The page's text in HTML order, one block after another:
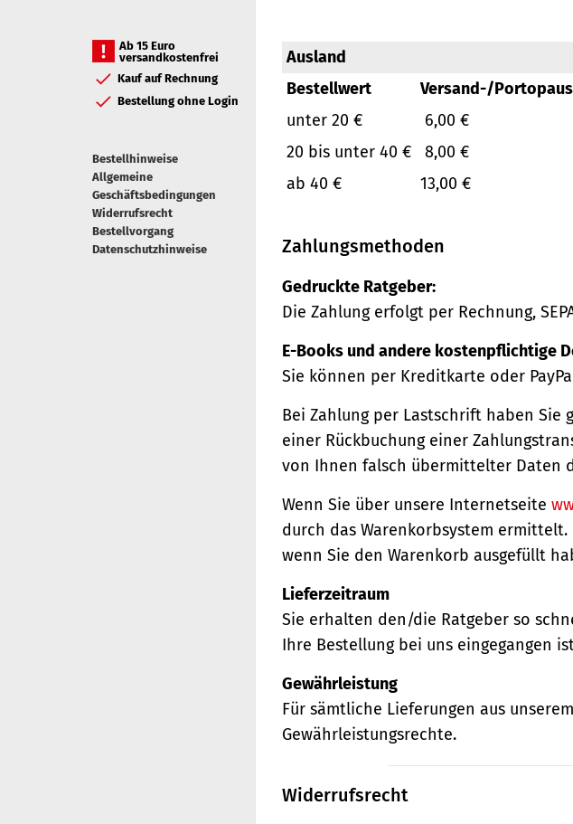
Ab 15 Euro
versandkostenfrei
Kauf auf Rechnung
Bestellung ohne Login
Bestellhinweise
Allgemeine
Geschäftsbedingungen
Widerrufsrecht
Bestellvorgang
Datenschutzhinweise
Ausland
Bestellwert
Versand-/
unter 20 €
6,00 €
20 bis unter 40 €
8,00 €
ab 40 €
13,00 €
Zahlungsmethoden
Gedruckte Ratgeber:
Die Zahlung erfolgt per Rechnung,
E-Books und andere kostenpflichtige
Sie können per Kreditkarte oder
Bei Zahlung per Lastschrift haben Sie
einer Rückbuchung einer
von Ihnen falsch übermittelter Daten
Wenn Sie über unsere Internetseite
durch das Warenkorbsystem
wenn Sie den Warenkorb ausgefüllt
Lieferzeitraum
Sie erhalten den/die Ratgeber so
Ihre Bestellung bei uns eingegangen
Gewährleistung
Für sämtliche Lieferungen aus
Gewährleistungsrechte.
Widerrufsrecht